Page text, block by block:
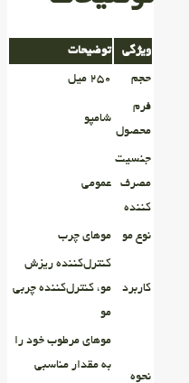
ویژگی توضیحات
حجم ۲۵۰ میل
فرم
محصول
شامپو
جنسیت
مصرف
کننده
عمومی
نوع مو موهای چرب
کاربرد
کنترل‌کننده ریزش
مو، کنترل‌کننده چربی
مو
نحوه
موهای مرطوب خود را
به مقدار مناسبی